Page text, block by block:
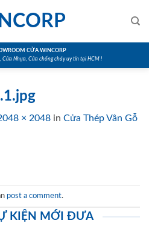
CỬA WINCORP
Nhựa, Cửa chống cháy uy tín tại HCM !
× 2048 in Cửa Thép Vân Gỗ
post a comment.
KIỆN MỚI ĐƯA